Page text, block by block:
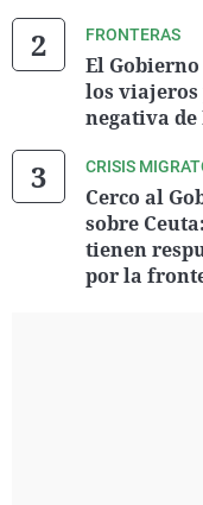
FRONTERAS
El
los viajeros
negativa
CRISIS
Cerco al
sobre
tienen
por la